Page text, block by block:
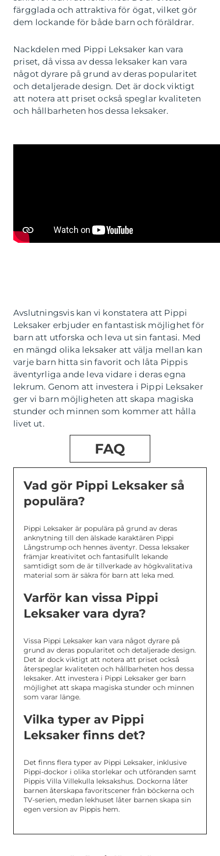
färgglada och attraktiva för ögat, vilket gör
dem lockande för både barn och föräldrar.
Nackdelen med Pippi Leksaker kan vara
priset, då vissa av dessa leksaker kan vara
något dyrare på grund av deras popularitet
och detaljerade design. Det är dock viktigt
att notera att priset också speglar kvaliteten
och hållbarheten hos dessa leksaker.
Avslutningsvis kan vi konstatera att Pippi
Leksaker erbjuder en fantastisk möjlighet för
barn att utforska och leva ut sin fantasi. Med
en mängd olika leksaker att välja mellan kan
varje barn hitta sin favorit och låta Pippis
äventyrliga ande leva vidare i deras egna
lekrum. Genom att investera i Pippi Leksaker
ger vi barn möjligheten att skapa magiska
stunder och minnen som kommer att hålla
livet ut.
FAQ
Vad gör Pippi Leksaker så
populära?
Pippi Leksaker är populära på grund av deras
anknytning till den älskade karaktären Pippi
Långstrump och hennes äventyr. Dessa leksaker
främjar kreativitet och fantasifullt lekande
samtidigt som de är tillverkade av högkvalitativa
material som är säkra för barn att leka med.
Varför kan vissa Pippi
Leksaker vara dyra?
Vissa Pippi Leksaker kan vara något dyrare på
grund av deras popularitet och detaljerade design.
Det är dock viktigt att notera att priset också
återspeglar kvaliteten och hållbarheten hos dessa
leksaker. Att investera i Pippi Leksaker ger barn
möjlighet att skapa magiska stunder och minnen
som varar länge.
Vilka typer av Pippi
Leksaker finns det?
Det finns flera typer av Pippi Leksaker, inklusive
Pippi-dockor i olika storlekar och utföranden samt
Pippis Villa Villekulla leksakshus. Dockorna låter
barnen återskapa favoritscener från böckerna och
TV-serien, medan lekhuset låter barnen skapa sin
egen version av Pippis hem.